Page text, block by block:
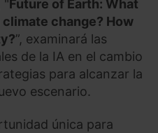
"Future of Earth: What
change? How
”, examinará las
de la IA en el cambio
para alcanzar la
escenario.
única para